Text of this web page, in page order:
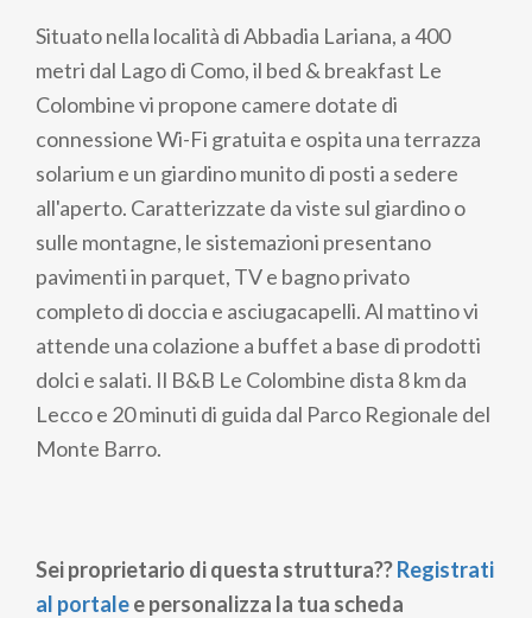
Situato nella località di Abbadia Lariana, a 400
metri dal Lago di Como, il bed & breakfast Le
Colombine vi propone camere dotate di
connessione Wi-Fi gratuita e ospita una terrazza
solarium e un giardino munito di posti a sedere
all'aperto. Caratterizzate da viste sul giardino o
sulle montagne, le sistemazioni presentano
pavimenti in parquet, TV e bagno privato
completo di doccia e asciugacapelli. Al mattino vi
attende una colazione a buffet a base di prodotti
dolci e salati. Il B&B Le Colombine dista 8 km da
Lecco e 20 minuti di guida dal Parco Regionale del
Monte Barro.
Sei proprietario di questa struttura??Registrati
al portalee personalizza la tua scheda